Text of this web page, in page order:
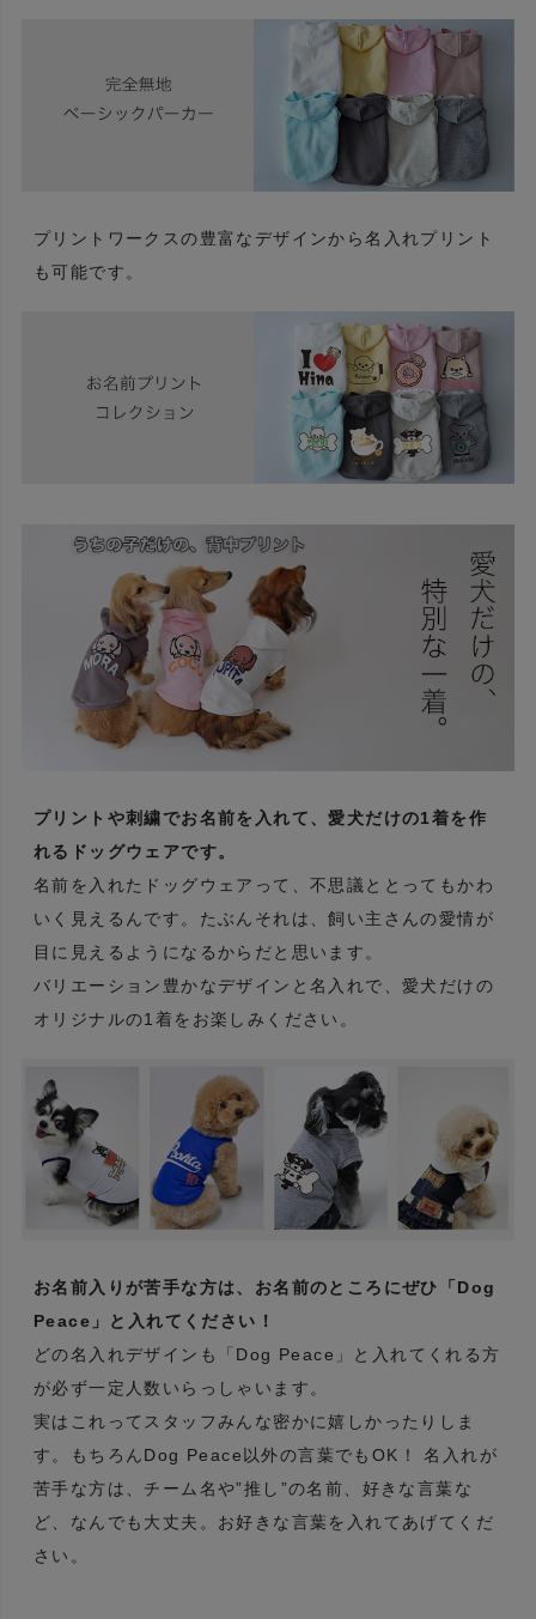
プリントワークスの豊富なデザインから名入れプリント
も可能です。
プリントや刺繍でお名前を入れて、愛犬だけの1着を作
れるドッグウェアです。
名前を入れたドッグウェアって、不思議ととってもかわ
いく見えるんです。たぶんそれは、飼い主さんの愛情が
目に見えるようになるからだと思います。
バリエーション豊かなデザインと名入れで、愛犬だけの
オリジナルの1着をお楽しみください。
お名前入りが苦手な方は、お名前のところにぜひ「Dog
Peace」と入れてください！
どの名入れデザインも「Dog Peace」と入れてくれる方
が必ず一定人数いらっしゃいます。
実はこれってスタッフみんな密かに嬉しかったりしま
す。もちろんDog Peace以外の言葉でもOK！ 名入れが
苦手な方は、チーム名や”推し”の名前、好きな言葉な
ど、なんでも大丈夫。お好きな言葉を入れてあげてくだ
さい。